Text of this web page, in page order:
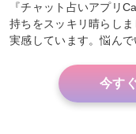
『チャット占いアプリ
持ちをスッキリ晴らし
実感しています。悩んで
今す